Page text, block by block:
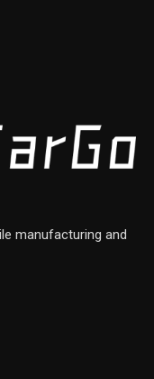
manufacturing and